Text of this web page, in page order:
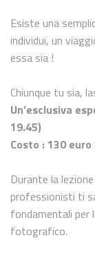
Esiste una
individui, un
essa sia !
Chiunque tu sia,
Un’esclusiva
19.45)
Costo : 130
Durante la
professionisti ti
fondamentali
fotografico.